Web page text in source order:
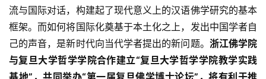
流与国际对话，构建起了现代意义上的汉语佛学研究的基本
框架。而如何将国际化奠基于本土化之上，发出中国学者自
己的声音，是新时代向当代学者提出的新问题。 浙江佛学院
与复旦大学哲学学院合作建立“复旦大学哲学学院教学实践
基地”，共同举办“第一届复旦佛学博士论坛”，将有利于推